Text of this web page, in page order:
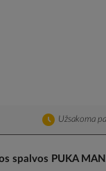
Užsakoma
spalvos PUKA